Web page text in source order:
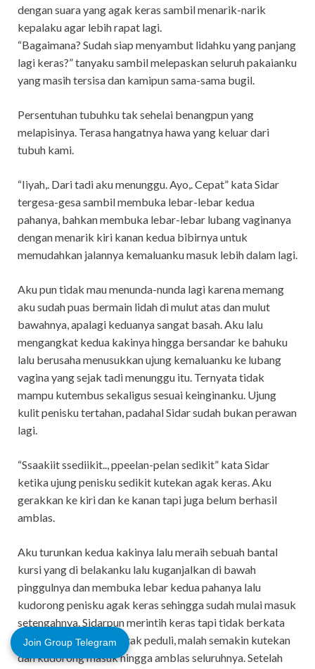
dengan suara yang agak keras sambil menarik-narik
kepalaku agar lebih rapat lagi.
“Bagaimana? Sudah siap menyambut lidahku yang panjang
lagi keras?” tanyaku sambil melepaskan seluruh pakaianku
yang masih tersisa dan kamipun sama-sama bugil.
Persentuhan tubuhku tak sehelai benangpun yang
melapisinya. Terasa hangatnya hawa yang keluar dari
tubuh kami.
“Iiyah,. Dari tadi aku menunggu. Ayo,. Cepat” kata Sidar
tergesa-gesa sambil membuka lebar-lebar kedua
pahanya, bahkan membuka lebar-lebar lubang vaginanya
dengan menarik kiri kanan kedua bibirnya untuk
memudahkan jalannya kemaluanku masuk lebih dalam lagi.
Aku pun tidak mau menunda-nunda lagi karena memang
aku sudah puas bermain lidah di mulut atas dan mulut
bawahnya, apalagi keduanya sangat basah. Aku lalu
mengangkat kedua kakinya hingga bersandar ke bahuku
lalu berusaha menusukkan ujung kemaluanku ke lubang
vagina yang sejak tadi menunggu itu. Ternyata tidak
mampu kutembus sekaligus sesuai keinginanku. Ujung
kulit penisku tertahan, padahal Sidar sudah bukan perawan
lagi.
“Ssaakiit ssediikit.., ppeelan-pelan sedikit” kata Sidar
ketika ujung penisku sedikit kutekan agak keras. Aku
gerakkan ke kiri dan ke kanan tapi juga belum berhasil
amblas.
Aku turunkan kedua kakinya lalu meraih sebuah bantal
kursi yang di belakanku lalu kuganjalkan di bawah
pinggulnya dan membuka lebar kedua pahanya lalu
kudorong penisku agak keras sehingga sudah mulai masuk
setengahnya. Sidarpun merintih keras tapi tidak berkata
apa-apa, sehingga aku tak peduli, malah semakin kutekan
dan kudorong masuk hingga amblas seluruhnya. Setelah
Join Group Telegram